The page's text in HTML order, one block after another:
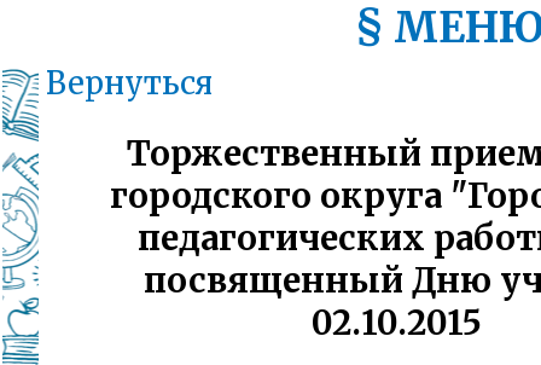
§
Вернуться
Торжественный
городского округа
педагогических
посвященный Дню
02.10.2015